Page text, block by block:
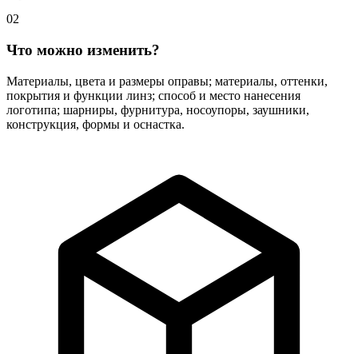
02
Что можно изменить?
Материалы, цвета и размеры оправы; материалы, оттенки,
покрытия и функции линз; способ и место нанесения
логотипа; шарниры, фурнитура, носоупоры, заушники,
конструкция, формы и оснастка.